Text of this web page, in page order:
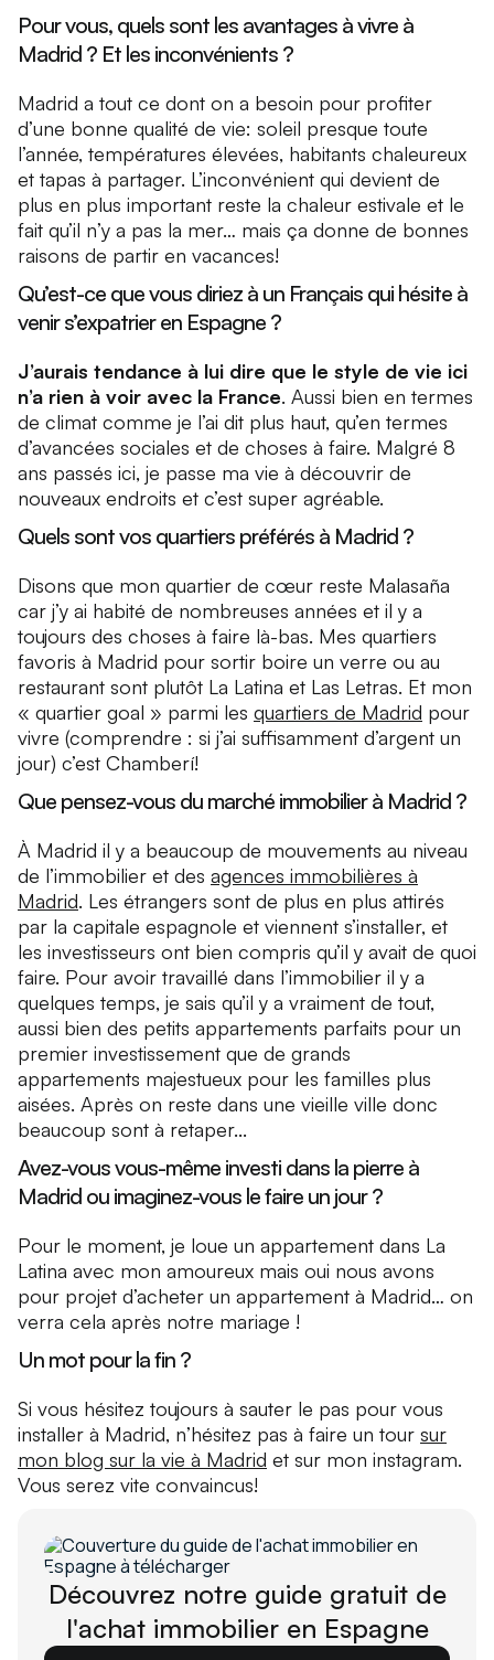
Pour vous, quels sont les avantages à vivre à
Madrid ? Et les inconvénients ?
Madrid a tout ce dont on a besoin pour profiter
d’une bonne qualité de vie: soleil presque toute
l’année, températures élevées, habitants chaleureux
et tapas à partager. L’inconvénient qui devient de
plus en plus important reste la chaleur estivale et le
fait qu’il n’y a pas la mer… mais ça donne de bonnes
raisons de partir en vacances!
Qu’est-ce que vous diriez à un Français qui hésite à
venir s’expatrier en Espagne ?
J’aurais tendance à lui dire que le style de vie ici
n’a rien à voir avec la France. Aussi bien en termes
de climat comme je l’ai dit plus haut, qu’en termes
d’avancées sociales et de choses à faire. Malgré 8
ans passés ici, je passe ma vie à découvrir de
nouveaux endroits et c’est super agréable.
Quels sont vos quartiers préférés à Madrid ?
Disons que mon quartier de cœur reste Malasaña
car j’y ai habité de nombreuses années et il y a
toujours des choses à faire là-bas. Mes quartiers
favoris à Madrid pour sortir boire un verre ou au
restaurant sont plutôt La Latina et Las Letras. Et mon
« quartier goal » parmi les quartiers de Madrid pour
vivre (comprendre : si j’ai suffisamment d’argent un
jour) c’est Chamberí!
Que pensez-vous du marché immobilier à Madrid ?
À Madrid il y a beaucoup de mouvements au niveau
de l’immobilier et des agences immobilières à
Madrid. Les étrangers sont de plus en plus attirés
par la capitale espagnole et viennent s’installer, et
les investisseurs ont bien compris qu’il y avait de quoi
faire. Pour avoir travaillé dans l’immobilier il y a
quelques temps, je sais qu’il y a vraiment de tout,
aussi bien des petits appartements parfaits pour un
premier investissement que de grands
appartements majestueux pour les familles plus
aisées. Après on reste dans une vieille ville donc
beaucoup sont à retaper...
Avez-vous vous-même investi dans la pierre à
Madrid ou imaginez-vous le faire un jour ?
Pour le moment, je loue un appartement dans La
Latina avec mon amoureux mais oui nous avons
pour projet d’acheter un appartement à Madrid… on
verra cela après notre mariage !
Un mot pour la fin ?
Si vous hésitez toujours à sauter le pas pour vous
installer à Madrid, n’hésitez pas à faire un tour sur
mon blog sur la vie à Madrid et sur mon instagram.
Vous serez vite convaincus!
Découvrez notre guide gratuit de
l'achat immobilier en Espagne